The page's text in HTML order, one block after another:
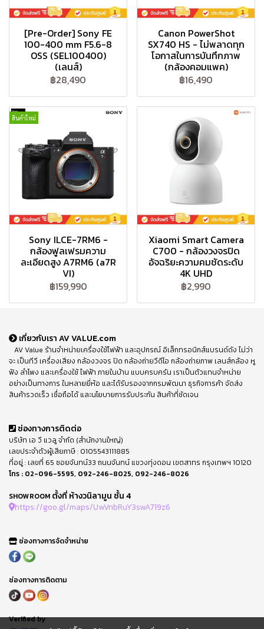
[Pre-Order] Sony FE
100-400 mm F5.6-8
OSS (SEL100400)
(เลนส์)
฿28,490
Canon PowerShot
SX740 HS - ไม่พลาดทุก
โอกาสในการบันทึกภาพ
(กล้องคอมแพค)
฿16,490
สินค้าใหม่
Sony ILCE-7RM6 -
กล้องฟูลเฟรมความ
ละเอียดสูง A7RM6 (a7R
VI)
฿159,990
Xiaomi Smart Camera
C700 - กล้องวงจรปิด
อัจฉริยะความคมชัดระดับ
4K UHD
฿2,990
เกี่ยวกับเรา AV VALUE.com
AV Value ร้านจำหน่ายเครื่องใช้ไฟฟ้า และอุปกรณ์ อิเล็กทรอนิกส์แบรนด์ดัง ไม่ว่า
จะ เป็นทีวี เครื่องเสียง กล้องวงจร ปิด กล้องถ่ายวีดีโอ กล้องถ่ายภาพ เลนส์กล้อง หู
ฟัง ลำโพง และเครื่องใช้ ไฟฟ้า ภายในบ้าน แบบครบครัน เราเป็นตัวแทนจำหน่าย
อย่างเป็นทางการ ในหลายยี่ห้อ และได้รับรองจากกรมพัฒนา ธุรกิจการค้า จัดส่ง
สินค้ารวดเร็ว เชื่อถือได้ และนโยบายการรับประกัน สินค้าที่ชัดเจน
ช่องทางการติดต่อ
บริษัท เอ วี แวลู จำกัด (สำนักงานใหญ่)
เลขประจำตัวผู้เสียภาษี : 0105543111885
ที่อยู่ : เลขที่ 65 ซอยจันทน์33 ถนนจันทน์ แขวงทุ่งดอน เขตสาทร กรุงเทพฯ 10120
โทร : 02-096-5595, 092-246-8025, 092-246-8026
SHOWROOM ตั้งที่ ห้างวนิลามูน ชั้น 4
https://goo.gl/maps/UwVnbRuY3swA719z6
ช่องทางการจัดจำหน่าย
ช่องทางการติดตาม
Verified by